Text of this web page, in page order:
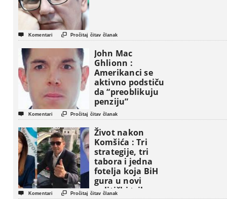
 Komentari  Pročitaj čitav članak
John Mac
Ghlionn :
Amerikanci se
aktivno podstiču
da “preoblikuju
penziju”
 Komentari  Pročitaj čitav članak
Život nakon
Komšića : Tri
strategije, tri
tabora i jedna
fotelja koja BiH
gura u novi
politički triler
 Komentari  Pročitaj čitav članak